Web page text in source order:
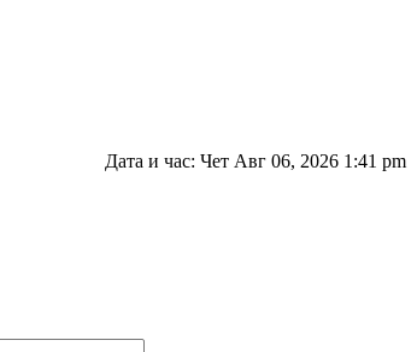
Дата и час: Чет Авг 06, 2026 1:41 pm